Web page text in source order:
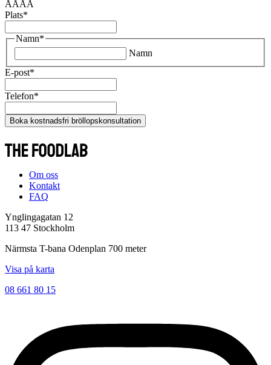
ÅÅÅÅ
Plats*
Namn*
Namn
E-post*
Telefon*
Boka kostnadsfri bröllopskonsultation
Om oss
Kontakt
FAQ
Ynglingagatan 12
113 47 Stockholm
Närmsta T-bana Odenplan 700 meter
Visa på karta
08 661 80 15